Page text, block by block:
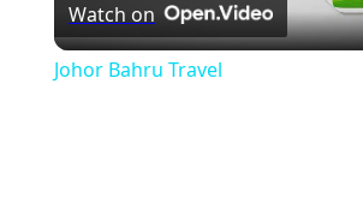
Video
Watch on
Johor Bahru Travel